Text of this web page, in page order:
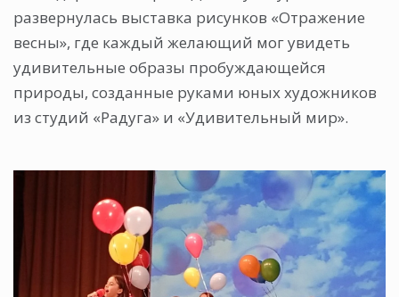
развернулась выставка рисунков «Отражение
весны», где каждый желающий мог увидеть
удивительные образы пробуждающейся
природы, созданные руками юных художников
из студий «Радуга» и «Удивительный мир».